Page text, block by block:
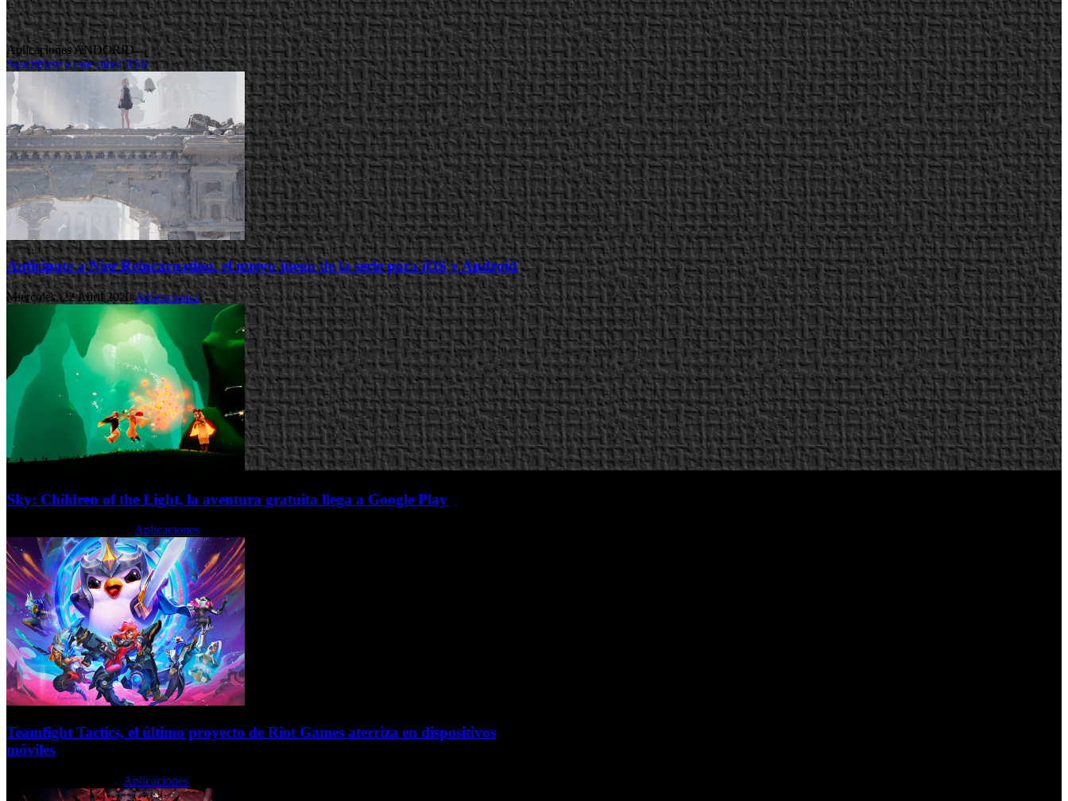
Aplicaciones ANDORID
Suscribirse a este canal RSS
Anticípate a Nier Reincarnation, el nuevo juego de la serie para iOS y Android
Miércoles, 22 Abril 2020Aplicaciones
Sky: Children of the Light, la aventura gratuita llega a Google Play
Aplicaciones
Teamfight Tactics, el último proyecto de Riot Games aterriza en dispositivos
móviles
Aplicaciones